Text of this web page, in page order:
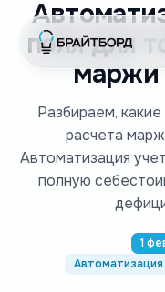
поля для
маржи
Разбираем,
расчета
Автоматизация
полную
1
Автоматизация